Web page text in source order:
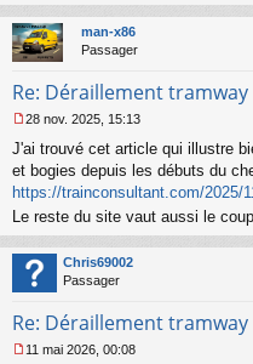
man-x86
Passager
Re: Déraillement tramway
e
s
s
a
g
n
o
n
u
28 nov. 2025, 15:13
J'ai trouvé cet article qui illustre
et bogies depuis les débuts du
https://trainconsultant.com/2025/
Le reste du site vaut aussi le
Chris69002
Passager
Re: Déraillement tramway
11 mai 2026, 00:08